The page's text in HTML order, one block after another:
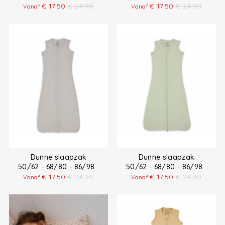
Vanaf€ 17.50 € 24.90 Vanaf€ 17.50 € 24.90
Dunne slaapzak
50/62 - 68/80 - 86/98
Vanaf€ 17.50 € 24.90
Dunne slaapzak
50/62 - 68/80 - 86/98
Vanaf€ 17.50 € 24.90